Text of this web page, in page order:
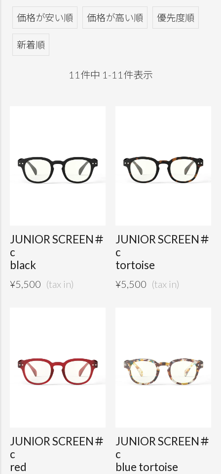
価格が安い順 価格が高い順 優先度順
新着順
11 件中 1 -11 件表示
JUNIOR SCREEN＃
c
black
¥5,500
JUNIOR SCREEN＃
c
tortoise
¥5,500
JUNIOR SCREEN＃
c
red
JUNIOR SCREEN＃
c
blue tortoise